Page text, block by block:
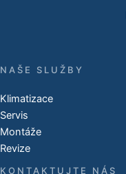
NAŠE SLUŽBY
Klimatizace
Servis
Montáže
Revize
KONTAKTUJTE NÁS